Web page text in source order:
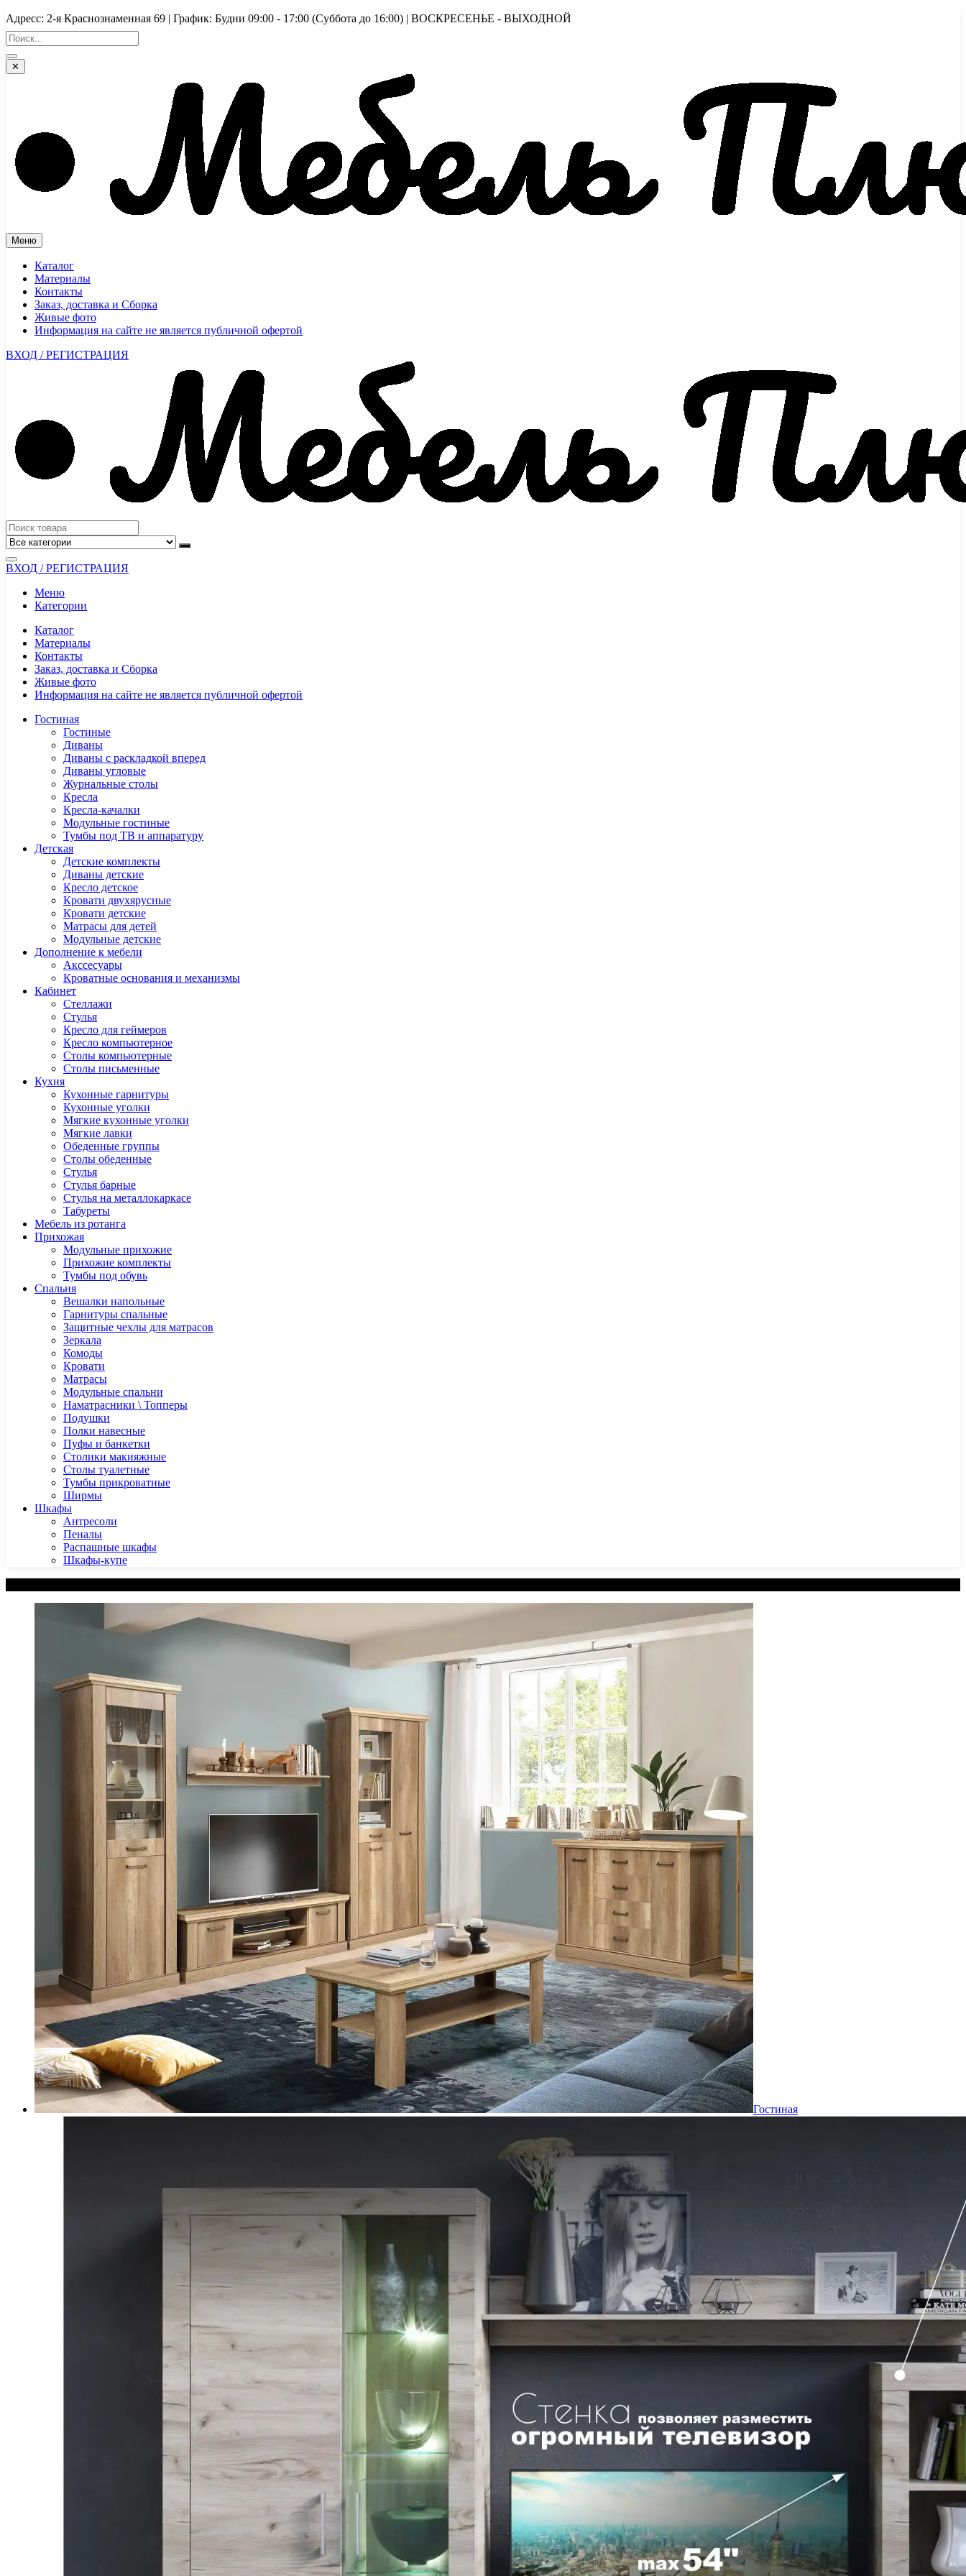
к
содержимому
Адресс: 2-я Краснознаменная 69 | График: Будни 09:00 - 17:00 (Суббота до 16:00) | ВОСКРЕСЕНЬЕ - ВЫХОДНОЙ
✕
Меню
Каталог
Материалы
Контакты
Заказ, доставка и Сборка
Живые фото
Информация на сайте не является публичной офертой
ВХОД / РЕГИСТРАЦИЯ
ВХОД / РЕГИСТРАЦИЯ
Меню
Категории
Каталог
Материалы
Контакты
Заказ, доставка и Сборка
Живые фото
Информация на сайте не является публичной офертой
Гостиная
Гостиные
Диваны
Диваны с раскладкой вперед
Диваны угловые
Журнальные столы
Кресла
Кресла-качалки
Модульные гостиные
Тумбы под ТВ и аппаратуру
Детская
Детские комплекты
Диваны детские
Кресло детское
Кровати двухярусные
Кровати детские
Матрасы для детей
Модульные детские
Дополнение к мебели
Акссесуары
Кроватные основания и механизмы
Кабинет
Cтеллажи
Cтулья
Кресло для геймеров
Кресло компьютерное
Столы компьютерные
Столы письменные
Кухня
Кухонные гарнитуры
Кухонные уголки
Мягкие кухонные уголки
Мягкие лавки
Обеденные группы
Столы обеденные
Стулья
Стулья барные
Стулья на металлокаркасе
Табуреты
Мебель из ротанга
Прихожая
Модульные прихожие
Прихожие комплекты
Тумбы под обувь
Спальня
Вешалки напольные
Гарнитуры спальные
Защитные чехлы для матрасов
Зеркала
Комоды
Кровати
Матрасы
Модульные спальни
Наматрасники \ Топперы
Подушки
Полки навесные
Пуфы и банкетки
Столики макияжные
Столы туалетные
Тумбы прикроватные
Ширмы
Шкафы
Антресоли
Пеналы
Распашные шкафы
Шкафы-купе
Гостиная